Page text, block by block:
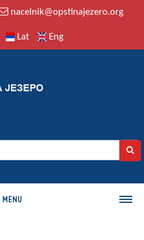
nacelnik@opstinajezero.org
Lat Eng
MENU